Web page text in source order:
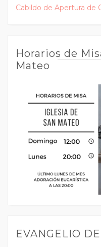
Cabildo de Apertura de
Horarios de
Mateo
EVANGELIO